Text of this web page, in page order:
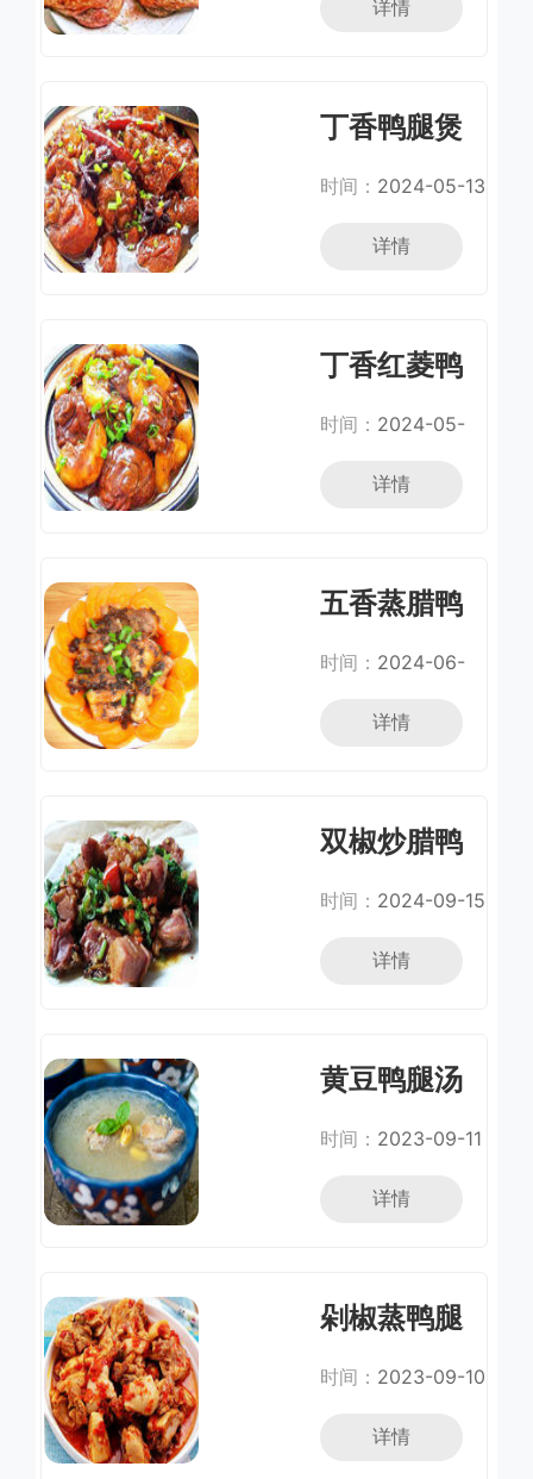
详情
丁香鸭腿煲
时间： 2024-05-13
详情
丁香红菱鸭
腿煲
时间： 2024-05-
详情
五香蒸腊鸭
腿
时间： 2024-06-
详情
双椒炒腊鸭
腿
时间： 2024-09-15
详情
黄豆鸭腿汤
时间： 2023-09-11
详情
剁椒蒸鸭腿
时间： 2023-09-10
详情